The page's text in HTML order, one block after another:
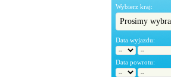
Wybierz kraj:
Data wyjazdu:
Data powrotu: